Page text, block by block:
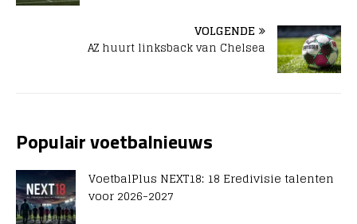
VOLGENDE
AZ huurt linksback van Chelsea
Populair voetbalnieuws
VoetbalPlus NEXT18: 18 Eredivisie talenten
voor 2026-2027